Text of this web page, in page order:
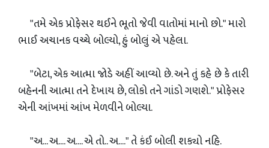
"તમે એક પ્રોફેસર થઈને ભૂતો જેવી વાતોમાં માનો છો." મારો
ભાઈ અચાનક વચ્ચે બોલ્યો, હું બોલું એ પહેલા.
"બેટા, એક આત્મા જોડે અહીં આવ્યો છે. અને તું કહે છે કે તારી
બહેનની આત્મા તને દેખાય છે, લોકો તને ગાંડો ગણશે." પ્રોફેસર
એની આંખમાં આંખ મેળવીને બોલ્યા.
"અ... અ.... અ.... એ તો.. અ...." તે કંઈ બોલી શક્યો નહિ.